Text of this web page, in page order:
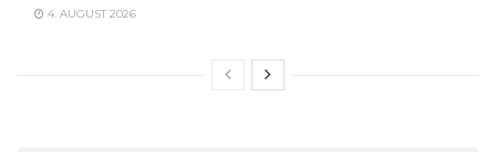
4. AUGUST 2026